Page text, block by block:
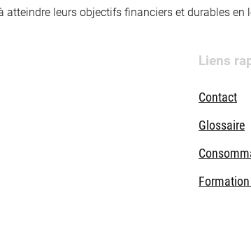
atteindre leurs objectifs financiers et durables
Liens
Contact
Glossaire